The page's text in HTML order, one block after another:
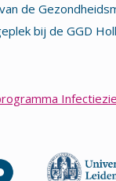
de
bij de GGD